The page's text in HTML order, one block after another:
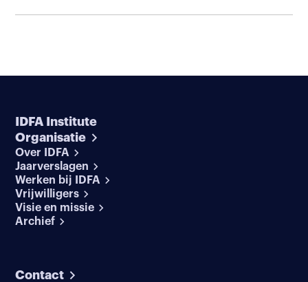
IDFA Institute
Organisatie
Over IDFA
Jaarverslagen
Werken bij IDFA
Vrijwilligers
Visie en missie
Archief
Contact